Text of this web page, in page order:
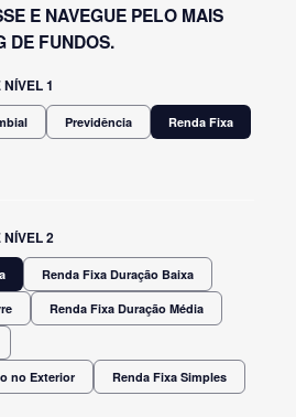
E NAVEGUE PELO MAIS
DE FUNDOS.
1
Previdência Renda Fixa
2
Renda Fixa Duração Baixa
Renda Fixa Duração Média
no Exterior Renda Fixa Simples